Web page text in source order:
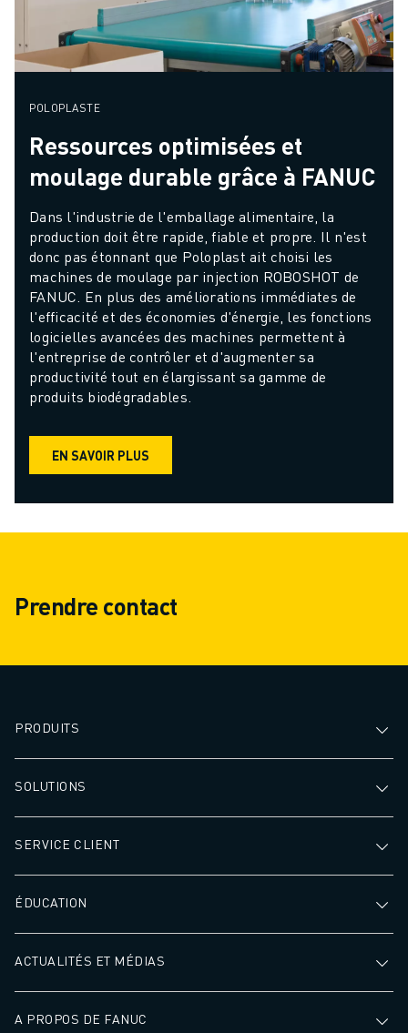
POLOPLASTE
Ressources optimisées et
moulage durable grâce à FANUC
Dans l'industrie de l'emballage alimentaire, la
production doit être rapide, fiable et propre. Il n'est
donc pas étonnant que Poloplast ait choisi les
machines de moulage par injection ROBOSHOT de
FANUC. En plus des améliorations immédiates de
l'efficacité et des économies d'énergie, les fonctions
logicielles avancées des machines permettent à
l'entreprise de contrôler et d'augmenter sa
productivité tout en élargissant sa gamme de
produits biodégradables.
EN SAVOIR PLUS
Prendre contact
PRODUITS
SOLUTIONS
SERVICE CLIENT
ÉDUCATION
ACTUALITÉS ET MÉDIAS
A PROPOS DE FANUC